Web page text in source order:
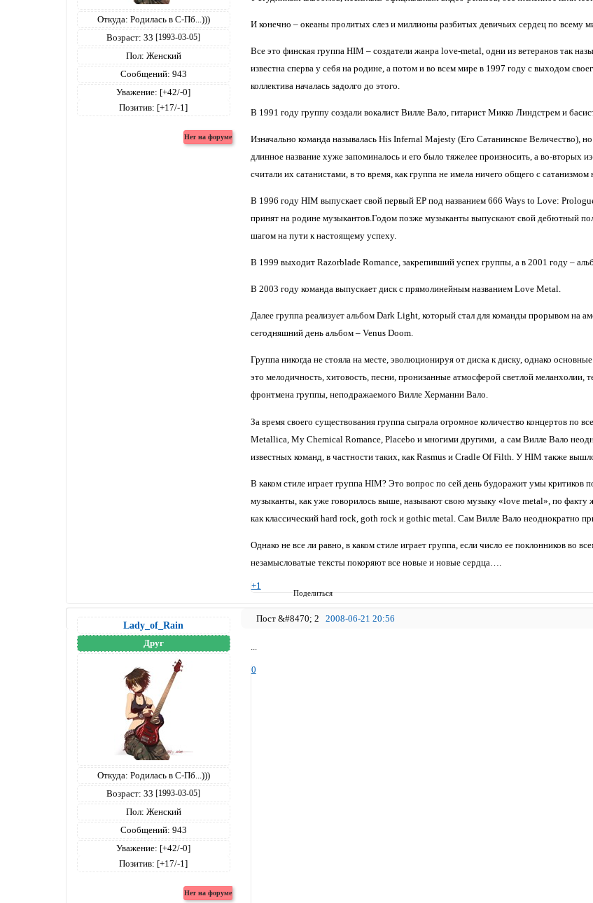
Поделиться
Откуда: Родилась в С-Пб...)))
Возраст: 33 [1993-03-05]
Пол: Женский
Сообщений: 943
Уважение: [+42/-0]
Позитив: [+17/-1]
И конечно – океаны пролитых слез и миллионы разбитых девичьих сердец по всему
Все это финская группа HIM – создатели жанра love-metal, одни из ветеранов так
известна сперва у себя на родине, а потом и во всем мире в 1997 году с выходом
коллектива началась задолго до этого.
В 1991 году группу создали вокалист Вилле Вало, гитарист Микко Линдстрем и
Изначально команда называлась His Infernal Majesty (Его Сатанинское Величество),
длинное название хуже запоминалось и его было тяжелее произносить, а во-вторых
считали их сатанистами, в то время, как группа не имела ничего общего с
В 1996 году HIM выпускает свой первый EP под названием 666 Ways to Love:
принят на родине музыкантов.Годом позже музыканты выпускают свой дебютный
шагом на пути к настоящему успеху.
В 1999 выходит Razorblade Romance, закрепивший успех группы, а в 2001 году –
В 2003 году команда выпускает диск с прямолинейным названием Love Metal.
Далее группа реализует альбом Dark Light, который стал для команды прорывом на
сегодняшний день альбом – Venus Doom.
Группа никогда не стояла на месте, эволюционируя от диска к диску, однако
это мелодичность, хитовость, песни, пронизанные атмосферой светлой меланхолии,
фронтмена группы, неподражаемого Вилле Херманни Вало.
За время своего существования группа сыграла огромное количество концертов по
Metallica, My Chemical Romance, Placebo и многими другими, а сам Вилле Вало
известных команд, в частности таких, как Rasmus и Cradle Of Filth. У HIM также
В каком стиле играет группа HIM? Это вопрос по сей день будоражит умы критиков
музыканты, как уже говорилось выше, называют свою музыку «love metal», по факту
как классический hard rock, goth rock и gothic metal. Сам Вилле Вало неоднократно
Однако не все ли равно, в каком стиле играет группа, если число ее поклонников во
незамысловатые тексты покоряют все новые и новые сердца….
+1
2 2008-06-21 20:56
Lady_of_Rain
Друг
Откуда: Родилась в С-Пб...)))
Возраст: 33[1993-03-05]
Пол: Женский
Сообщений: 943
Уважение: [+42/-0]
Позитив: [+17/-1]
...
0